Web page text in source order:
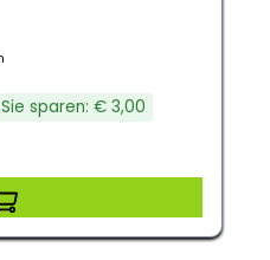
Sie sparen: € 3,00